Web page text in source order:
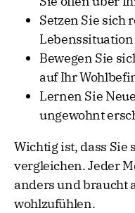
Setzen Sie sich
Lebenssituation
Bewegen Sie
auf Ihr
Lernen Sie
ungewohnt
Wichtig ist, dass
vergleichen. Jeder
anders und braucht
wohlzufühlen.